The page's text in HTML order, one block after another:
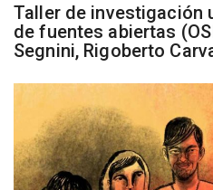
Taller de investigación
de fuentes abiertas
Segnini, Rigoberto